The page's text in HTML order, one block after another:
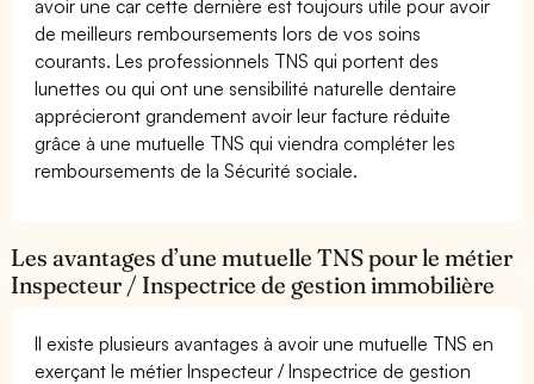
avoir une car cette dernière est toujours utile pour avoir
de meilleurs remboursements lors de vos soins
courants. Les professionnels TNS qui portent des
lunettes ou qui ont une sensibilité naturelle dentaire
apprécieront grandement avoir leur facture réduite
grâce à une mutuelle TNS qui viendra compléter les
remboursements de la Sécurité sociale.
Les avantages d’une mutuelle TNS pour le métier
Inspecteur / Inspectrice de gestion immobilière
Il existe plusieurs avantages à avoir une mutuelle TNS en
exerçant le métier Inspecteur / Inspectrice de gestion